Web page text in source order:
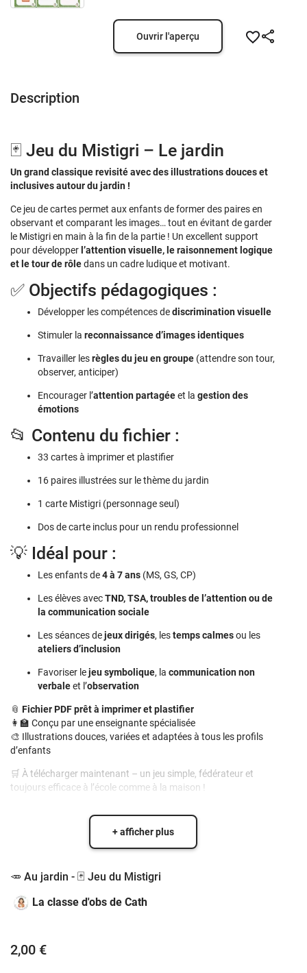
Ouvrir l'aperçu
Description
🃏 Jeu du Mistigri – Le jardin
Un grand classique revisité avec des illustrations douces et
inclusives autour du jardin !
Ce jeu de cartes permet aux enfants de former des paires en
observant et comparant les images… tout en évitant de garder
le Mistigri en main à la fin de la partie ! Un excellent support
pour développer l’attention visuelle, le raisonnement logique
et le tour de rôledans un cadre ludique et motivant.
✅ Objectifs pédagogiques :
Développer les compétences dediscrimination visuelle
Stimuler la reconnaissance d’images identiques
Travailler lesrègles du jeu en groupe (attendre son tour,
observer, anticiper)
Encourager l’attention partagéeet la gestion des
émotions
📂 Contenu du fichier :
33 cartes à imprimer et plastifier
16 paires illustrées sur le thème du jardin
1 carte Mistigri (personnage seul)
Dos de carte inclus pour un rendu professionnel
💡 Idéal pour :
Les enfants de4 à 7 ans (MS, GS, CP)
Les élèves avecTND, TSA, troubles de l’attention ou de
la communication sociale
Les séances dejeux dirigés, lestemps calmesou les
ateliers d’inclusion
Favoriser lejeu symbolique, la communication non
verbaleet l’observation
📎 Fichier PDF prêt à imprimer et plastifier
👩‍🏫 Conçu par une enseignante spécialisée
🎨 Illustrations douces, variées et adaptées à tous les profils
d’enfants
🛒 À télécharger maintenant – un jeu simple, fédérateur et
toujours efficace à l’école comme à la maison !
+ afficher plus
🥕 Au jardin - 🃏 Jeu du Mistigri
La classe d'obs de Cath
2,00 €